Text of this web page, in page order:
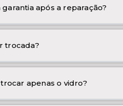
após a reparação?
trocada?
apenas o vidro?